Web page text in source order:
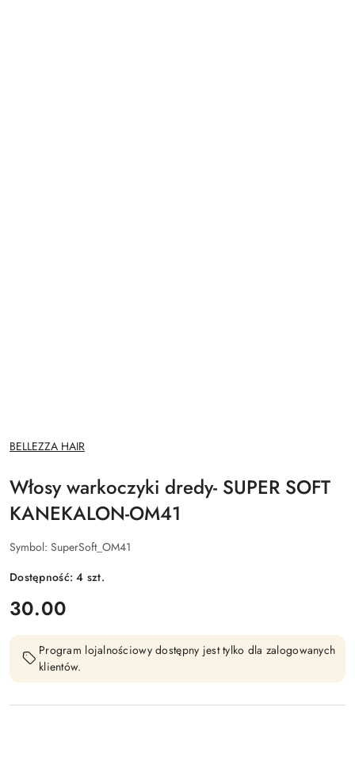
NAZWA
PRODUCENTA:
BELLEZZA HAIR
Włosy warkoczyki dredy- SUPER SOFT
KANEKALON-OM41
Symbol: SuperSoft_OM41
Dostępność:4 szt.
cena:
30.00
Program lojalnościowy dostępny jest tylko dla zalogowanych
klientów.